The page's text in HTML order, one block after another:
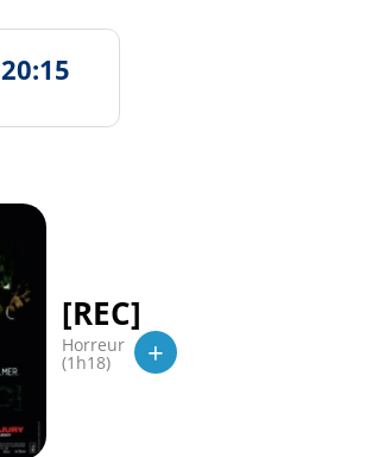
20:15
[REC]
Horreur
(1h18) +